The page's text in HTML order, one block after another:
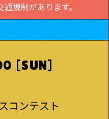
規制があります。
[SUN]
コンテスト